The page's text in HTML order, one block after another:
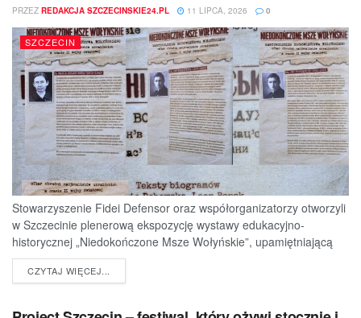
PRZEZ REDAKCJA SZCZECINSKIE24.PL 11 LIPCA, 2026 0
SZCZECIN
Stowarzyszenie Fidei Defensor oraz współorganizatorzy otworzyli
w Szczecinie plenerową ekspozycję wystawy edukacyjno-
historycznej „Niedokończone Msze Wołyńskie”, upamiętniającą
ofiary jednej z najtragiczniejszych...
CZYTAJ WIĘCEJ...